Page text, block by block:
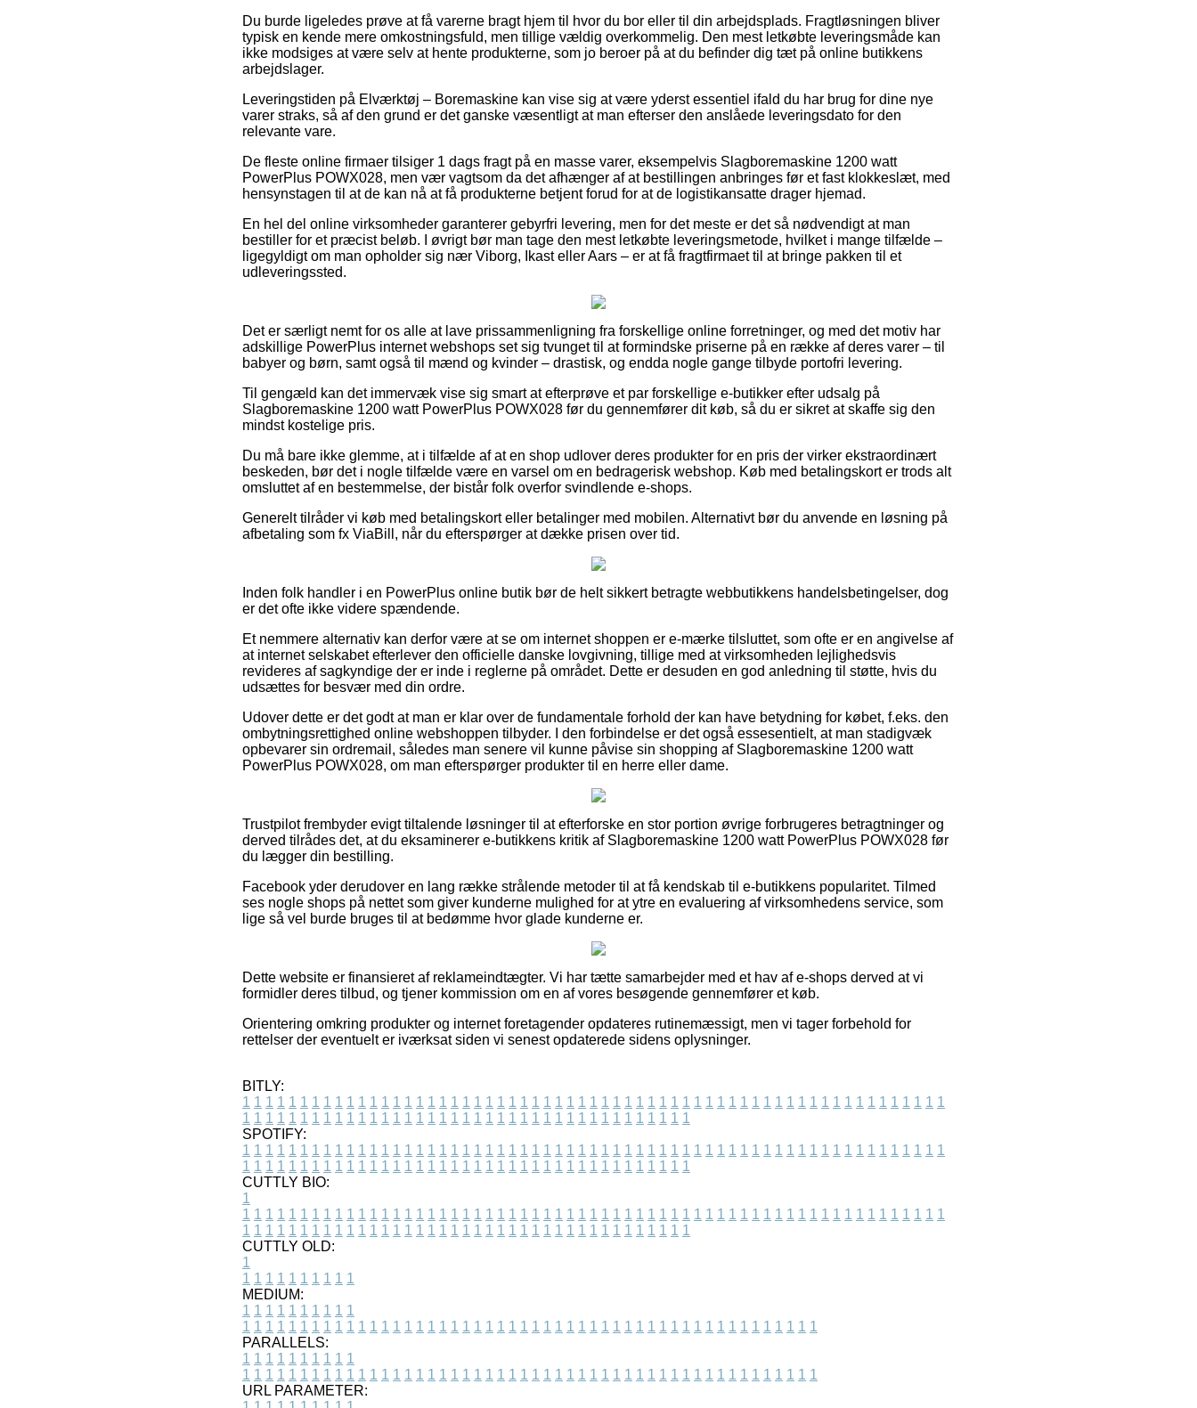
Du burde ligeledes prøve at få varerne bragt hjem til hvor du bor eller til din arbejdsplads. Fragtløsningen bliver
typisk en kende mere omkostningsfuld, men tillige vældig overkommelig. Den mest letkøbte leveringsmåde kan
ikke modsiges at være selv at hente produkterne, som jo beroer på at du befinder dig tæt på online butikkens
arbejdslager.
Leveringstiden på Elværktøj – Boremaskine kan vise sig at være yderst essentiel ifald du har brug for dine nye
varer straks, så af den grund er det ganske væsentligt at man efterser den anslåede leveringsdato for den
relevante vare.
De fleste online firmaer tilsiger 1 dags fragt på en masse varer, eksempelvis Slagboremaskine 1200 watt
PowerPlus POWX028, men vær vagtsom da det afhænger af at bestillingen anbringes før et fast klokkeslæt, med
hensynstagen til at de kan nå at få produkterne betjent forud for at de logistikansatte drager hjemad.
En hel del online virksomheder garanterer gebyrfri levering, men for det meste er det så nødvendigt at man
bestiller for et præcist beløb. I øvrigt bør man tage den mest letkøbte leveringsmetode, hvilket i mange tilfælde –
ligegyldigt om man opholder sig nær Viborg, Ikast eller Aars – er at få fragtfirmaet til at bringe pakken til et
udleveringssted.
Det er særligt nemt for os alle at lave prissammenligning fra forskellige online forretninger, og med det motiv har
adskillige PowerPlus internet webshops set sig tvunget til at formindske priserne på en række af deres varer – til
babyer og børn, samt også til mænd og kvinder – drastisk, og endda nogle gange tilbyde portofri levering.
Til gengæld kan det immervæk vise sig smart at efterprøve et par forskellige e-butikker efter udsalg på
Slagboremaskine 1200 watt PowerPlus POWX028 før du gennemfører dit køb, så du er sikret at skaffe sig den
mindst kostelige pris.
Du må bare ikke glemme, at i tilfælde af at en shop udlover deres produkter for en pris der virker ekstraordinært
beskeden, bør det i nogle tilfælde være en varsel om en bedragerisk webshop. Køb med betalingskort er trods alt
omsluttet af en bestemmelse, der bistår folk overfor svindlende e-shops.
Generelt tilråder vi køb med betalingskort eller betalinger med mobilen. Alternativt bør du anvende en løsning på
afbetaling som fx ViaBill, når du efterspørger at dække prisen over tid.
Inden folk handler i en PowerPlus online butik bør de helt sikkert betragte webbutikkens handelsbetingelser, dog
er det ofte ikke videre spændende.
Et nemmere alternativ kan derfor være at se om internet shoppen er e-mærke tilsluttet, som ofte er en angivelse af
at internet selskabet efterlever den officielle danske lovgivning, tillige med at virksomheden lejlighedsvis
revideres af sagkyndige der er inde i reglerne på området. Dette er desuden en god anledning til støtte, hvis du
udsættes for besvær med din ordre.
Udover dette er det godt at man er klar over de fundamentale forhold der kan have betydning for købet, f.eks. den
ombytningsrettighed online webshoppen tilbyder. I den forbindelse er det også essesentielt, at man stadigvæk
opbevarer sin ordremail, således man senere vil kunne påvise sin shopping af Slagboremaskine 1200 watt
PowerPlus POWX028, om man efterspørger produkter til en herre eller dame.
Trustpilot frembyder evigt tiltalende løsninger til at efterforske en stor portion øvrige forbrugeres betragtninger og
derved tilrådes det, at du eksaminerer e-butikkens kritik af Slagboremaskine 1200 watt PowerPlus POWX028 før
du lægger din bestilling.
Facebook yder derudover en lang række strålende metoder til at få kendskab til e-butikkens popularitet. Tilmed
ses nogle shops på nettet som giver kunderne mulighed for at ytre en evaluering af virksomhedens service, som
lige så vel burde bruges til at bedømme hvor glade kunderne er.
Dette website er finansieret af reklameindtægter. Vi har tætte samarbejder med et hav af e-shops derved at vi
formidler deres tilbud, og tjener kommission om en af vores besøgende gennemfører et køb.
Orientering omkring produkter og internet foretagender opdateres rutinemæssigt, men vi tager forbehold for
rettelser der eventuelt er iværksat siden vi senest opdaterede sidens oplysninger.
BITLY:
1 1 1 1 1 1 1 1 1 1 1 1 1 1 1 1 1 1 1 1 1 1 1 1 1 1 1 1 1 1 1 1 1 1 1 1 1 1 1 1 1 1 1 1 1 1 1 1 1 1 1 1 1 1 1 1 1 1 1 1 1
1 1 1 1 1 1 1 1 1 1 1 1 1 1 1 1 1 1 1 1 1 1 1 1 1 1 1 1 1 1 1 1 1 1 1 1 1 1 1
SPOTIFY:
1 1 1 1 1 1 1 1 1 1 1 1 1 1 1 1 1 1 1 1 1 1 1 1 1 1 1 1 1 1 1 1 1 1 1 1 1 1 1 1 1 1 1 1 1 1 1 1 1 1 1 1 1 1 1 1 1 1 1 1 1
1 1 1 1 1 1 1 1 1 1 1 1 1 1 1 1 1 1 1 1 1 1 1 1 1 1 1 1 1 1 1 1 1 1 1 1 1 1 1
CUTTLY BIO:
1
1 1 1 1 1 1 1 1 1 1 1 1 1 1 1 1 1 1 1 1 1 1 1 1 1 1 1 1 1 1 1 1 1 1 1 1 1 1 1 1 1 1 1 1 1 1 1 1 1 1 1 1 1 1 1 1 1 1 1 1 1
1 1 1 1 1 1 1 1 1 1 1 1 1 1 1 1 1 1 1 1 1 1 1 1 1 1 1 1 1 1 1 1 1 1 1 1 1 1 1
CUTTLY OLD:
1
1 1 1 1 1 1 1 1 1 1
MEDIUM:
1 1 1 1 1 1 1 1 1 1
1 1 1 1 1 1 1 1 1 1 1 1 1 1 1 1 1 1 1 1 1 1 1 1 1 1 1 1 1 1 1 1 1 1 1 1 1 1 1 1 1 1 1 1 1 1 1 1 1 1
PARALLELS:
1 1 1 1 1 1 1 1 1 1
1 1 1 1 1 1 1 1 1 1 1 1 1 1 1 1 1 1 1 1 1 1 1 1 1 1 1 1 1 1 1 1 1 1 1 1 1 1 1 1 1 1 1 1 1 1 1 1 1 1
URL PARAMETER: